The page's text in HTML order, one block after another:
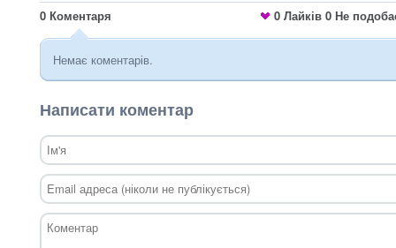
0 Лайків 0 Не
0 Коментаря
Немає коментарів.
Написати коментар